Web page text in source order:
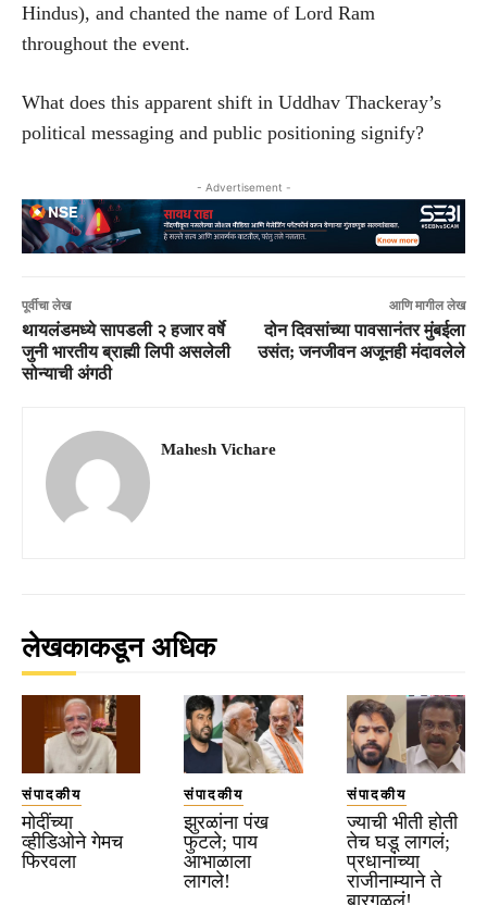
Hindus), and chanted the name of Lord Ram
throughout the event.
What does this apparent shift in Uddhav Thackeray’s
political messaging and public positioning signify?
- Advertisement -
पूर्वीचा लेख
थायलंडमध्ये सापडली २ हजार वर्षे
जुनी भारतीय ब्राह्मी लिपी असलेली
सोन्याची अंगठी
आणि मागील लेख
दोन दिवसांच्या पावसानंतर मुंबईला
उसंत; जनजीवन अजूनही मंदावलेले
Mahesh Vichare
लेखकाकडून अधिक
संपादकीय
मोदींच्या
व्हीडिओने गेमच
फिरवला
संपादकीय
झुरळांना पंख
फुटले; पाय
आभाळाला
लागले!
संपादकीय
ज्याची भीती होती
तेच घडू लागलं;
प्रधानांच्या
राजीनाम्याने ते